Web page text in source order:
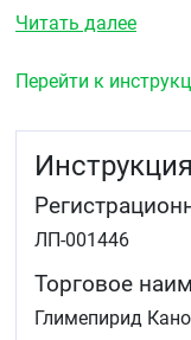
Читать далее
Перейти к
ЛП-001446
Торговое
Глимепирид